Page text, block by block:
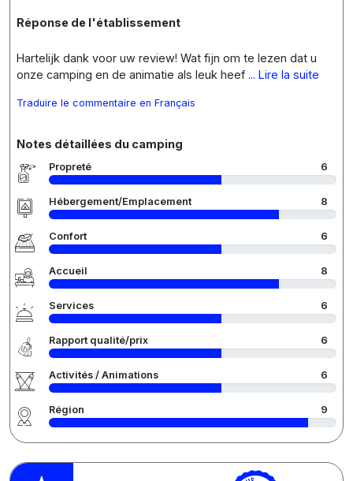
Réponse de l'établissement
Hartelijk dank voor uw review! Wat fijn om te lezen dat u
onze camping en de animatie als leuk heef ... Lire la suite
Traduire le commentaire en Français
Notes détaillées du camping
Propreté 6
Hébergement/Emplacement 8
Confort 6
Accueil 8
Services 6
Rapport qualité/prix 6
Activités / Animations 6
Région 9